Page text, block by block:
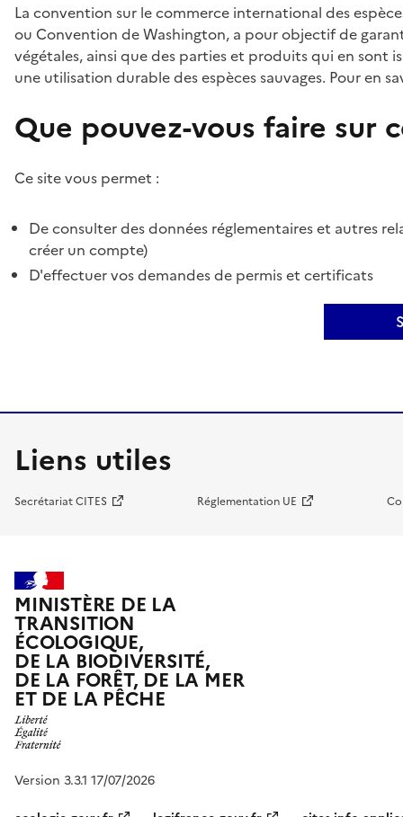
La convention sur le commerce international des
ou Convention de Washington, a pour objectif de
végétales, ainsi que des parties et produits qui en sont
une utilisation durable des espèces sauvages. Pour en
Que pouvez-vous faire sur
Ce site vous permet :
De consulter des données réglementaires et autres
créer un compte)
D'effectuer vos demandes de permis et certificats
Liens utiles
Secrétariat CITES Réglementation UE
MINISTÈRE DE LA
TRANSITION
ÉCOLOGIQUE,
DE LA BIODIVERSITÉ,
DE LA FORÊT, DE LA MER
ET DE LA PÊCHE
Version 3.3.1 17/07/2026